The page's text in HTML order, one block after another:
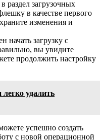
раздел загрузочных
в качестве первого
изменения и
начать загрузку с
вы увидите
продолжить настройку
удалить
успешно создать
с новой операционной